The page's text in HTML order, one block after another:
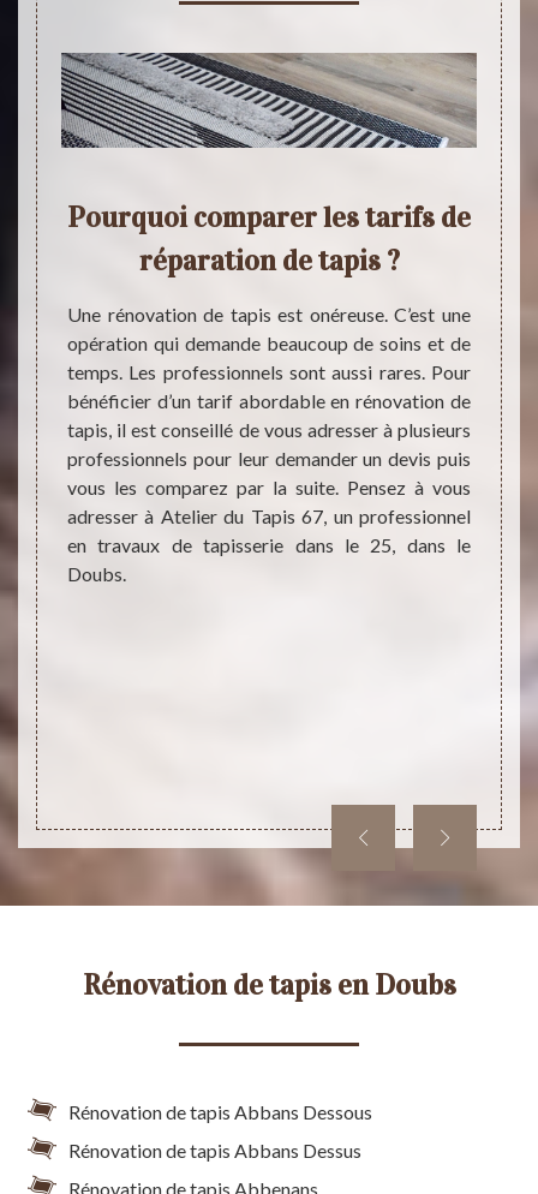
au
pour
à
des
vos
bien
et
de
chez
on
Pourquoi comparer les tarifs de
réparation de tapis ?
Une rénovation de tapis est onéreuse. C’est une
opération qui demande beaucoup de soins et de
temps. Les professionnels sont aussi rares. Pour
bénéficier d’un tarif abordable en rénovation de
tapis, il est conseillé de vous adresser à plusieurs
professionnels pour leur demander un devis puis
vous les comparez par la suite. Pensez à vous
adresser à Atelier du Tapis 67, un professionnel
en travaux de tapisserie dans le 25, dans le
Doubs.
Les
par
de
100
du
Rénovation de tapis en Doubs
Rénovation de tapis Abbans Dessous
Rénovation de tapis Abbans Dessus
Rénovation de tapis Abbenans